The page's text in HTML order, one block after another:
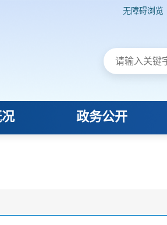
无障碍浏览
政务公开